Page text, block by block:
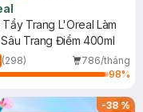
Trang L'Oreal Làm
Trang Điểm 400ml
(298)
786/tháng
98%
-38%